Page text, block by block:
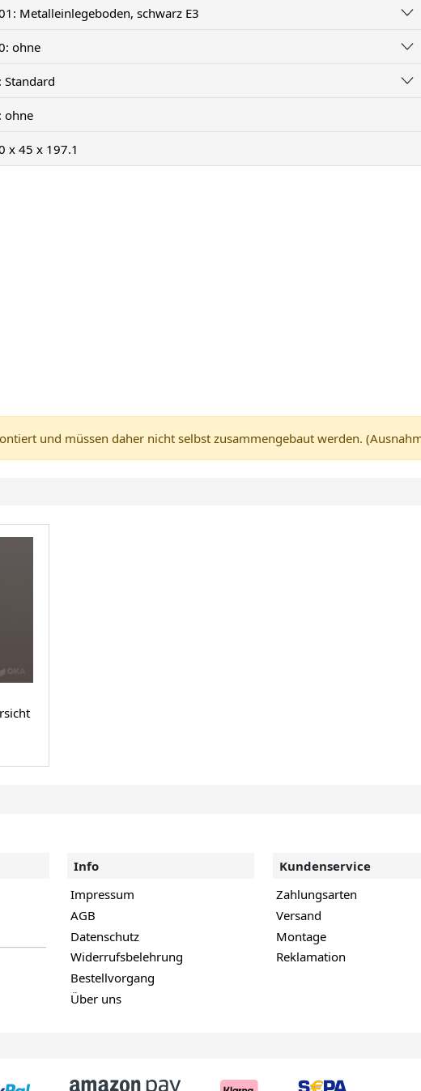
Metalleinlegeboden, schwarz E3
ohne
Standard
ohne
x 45 x 197.1
und müssen daher nicht selbst zusammengebaut werden.
Info
Impressum
AGB
Datenschutz
Widerrufsbelehrung
Bestellvorgang
Über uns
Kundenservice
Zahlungsarten
Versand
Montage
Reklamation